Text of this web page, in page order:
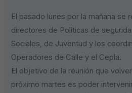
El pasado lunes por la mañana se
directores de Políticas de
Sociales, de Juventud y los
Operadores de Calle y el Cepla.
El objetivo de la reunión que
próximo martes es poder